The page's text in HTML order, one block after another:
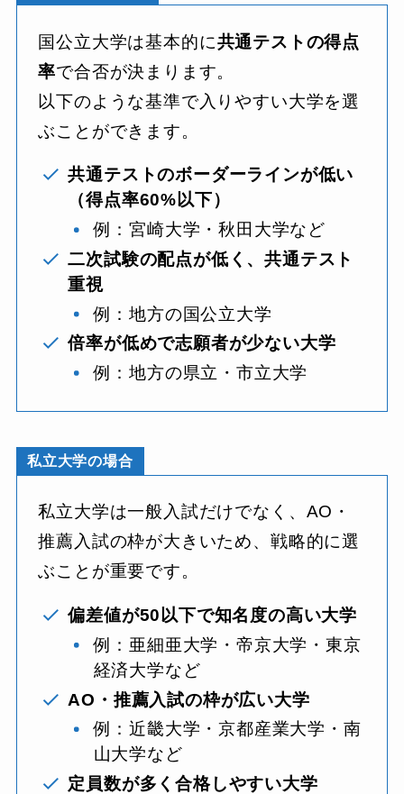
国公立大学は基本的に共通テストの得点
率で合否が決まります。
以下のような基準で入りやすい大学を選
ぶことができます。
共通テストのボーダーラインが低い
（得点率60%以下）
例：宮崎大学・秋田大学など
二次試験の配点が低く、共通テスト
重視
例：地方の国公立大学
倍率が低めで志願者が少ない大学
例：地方の県立・市立大学
私立大学の場合
私立大学は一般入試だけでなく、AO・
推薦入試の枠が大きいため、戦略的に選
ぶことが重要です。
偏差値が50以下で知名度の高い大学
例：亜細亜大学・帝京大学・東京
経済大学など
AO・推薦入試の枠が広い大学
例：近畿大学・京都産業大学・南
山大学など
定員数が多く合格しやすい大学